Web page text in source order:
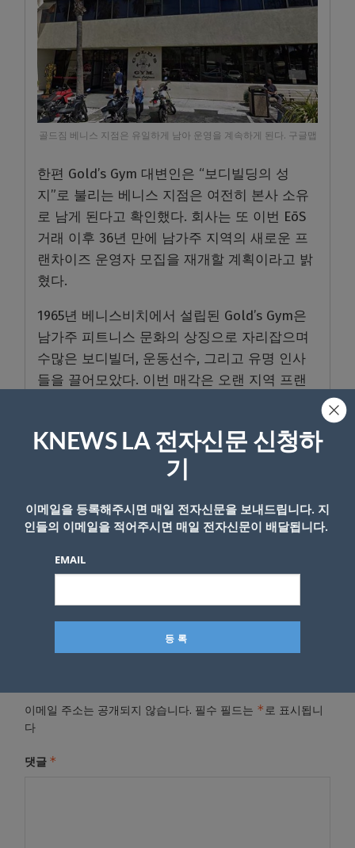
골드짐 베니스 지점은 유일하게 남아 운영을 계속하게 된다. 구글맵
한편 Gold’s Gym 대변인은 “보디빌딩의 성
지”로 불리는 베니스 지점은 여전히 본사 소유
로 남게 된다고 확인했다. 회사는 또 이번 EōS
거래 이후 36년 만에 남가주 지역의 새로운 프
랜차이즈 운영자 모집을 재개할 계획이라고 밝
혔다.
1965년 베니스비치에서 설립된 Gold’s Gym은
남가주 피트니스 문화의 상징으로 자리잡으며
수많은 보디빌더, 운동선수, 그리고 유명 인사
들을 끌어모았다. 이번 매각은 오랜 지역 프랜
이메일 주소는 공개되지 않습니다. 필수 필드는 *로 표시됩니
다
댓글 *
KNEWS LA 전자신문 신청하
기
이메일을 등록해주시면 매일 전자신문을 보내드립니다. 지
인들의 이메일을 적어주시면 매일 전자신문이 배달됩니다.
EMAIL